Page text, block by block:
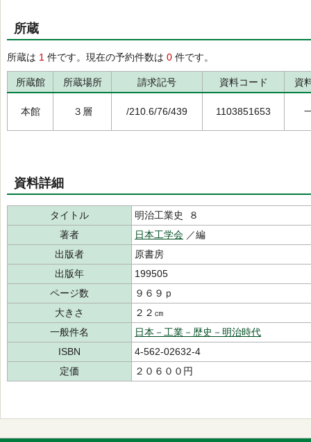
所蔵
所蔵は 1 件です。現在の予約件数は 0 件です。
所蔵館 所蔵場所 請求記号 資料コード 資
本館 ３層 /210.6/76/439 1103851653
資料詳細
タイトル
明治工業史 ８
著者
日本工学会 ／編
出版者
原書房
出版年
199505
ページ数
９６９ｐ
大きさ
２２㎝
一般件名
日本－工業－歴史－明治時代
ISBN
4-562-02632-4
定価
２０６００円